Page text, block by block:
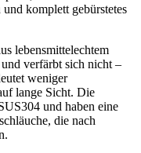
komplett gebürstetes
lebensmittelechtem
verfärbt sich nicht –
weniger
lange Sicht. Die
und haben eine
die nach